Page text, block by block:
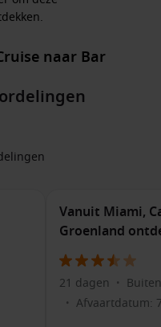
naar Bar
mogelijkheid om de
zelf als het
je geniet van het
in lokale
Bar Harbor is een ideale
en cultuurliefhebbers,
om deze absoluut
Vanuit Miami,
Groenland
21 dagen •
• Afvaartdatum: